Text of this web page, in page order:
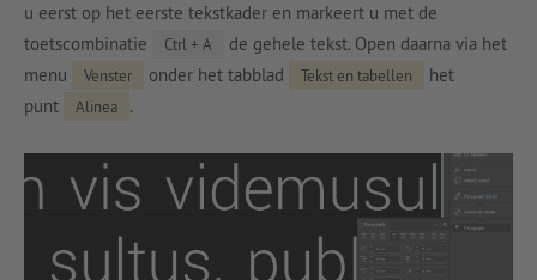
u eerst op het eerste tekstkader en markeert u met de
toetscombinatie
Ctrl + A
de gehele tekst. Open daarna via het
menu
Venster onder het tabblad Tekst en tabellen
het
punt
Alinea .